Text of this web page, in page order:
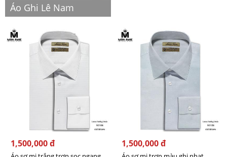
Áo Ghi Lê Nam
1,500,000 đ 1,500,000 đ